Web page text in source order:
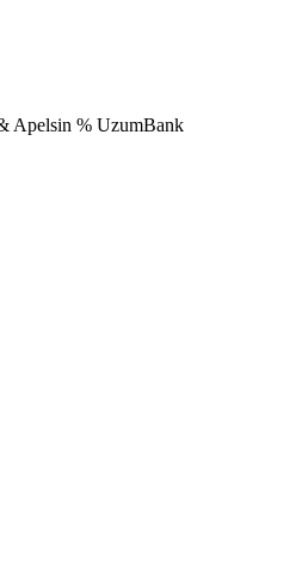
Apelsin % UzumBank